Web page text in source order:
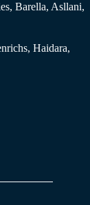
Barella, Asllani,
Haidara,